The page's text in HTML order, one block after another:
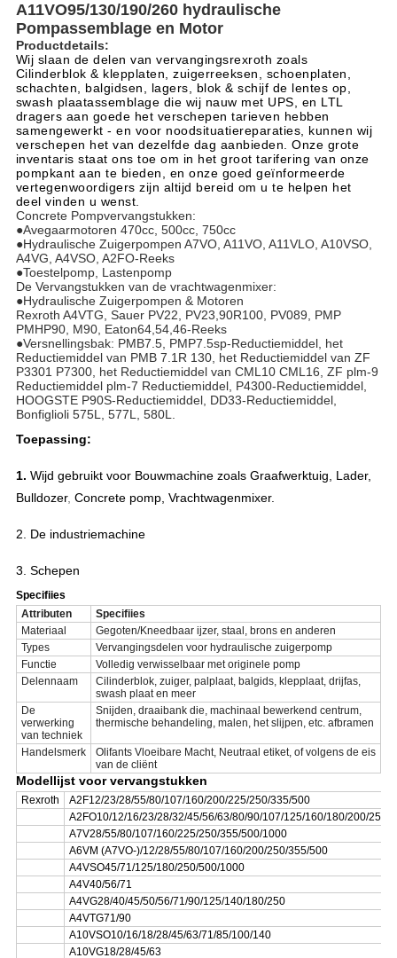
A11VO95/130/190/260 hydraulische
Pompassemblage en Motor
Productdetails:
Wij slaan de delen van vervangingsrexroth zoals
Cilinderblok & klepplaten, zuigerreeksen, schoenplaten,
schachten, balgidsen, lagers, blok & schijf de lentes op,
swash plaatassemblage die wij nauw met UPS, en LTL
dragers aan goede het verschepen tarieven hebben
samengewerkt - en voor noodsituatiereparaties, kunnen wij
verschepen het van dezelfde dag aanbieden. Onze grote
inventaris staat ons toe om in het groot tarifering van onze
pompkant aan te bieden, en onze goed geïnformeerde
vertegenwoordigers zijn altijd bereid om u te helpen het
deel vinden u wenst.
Concrete Pompvervangstukken:
●Avegaarmotoren 470cc, 500cc, 750cc
●Hydraulische Zuigerpompen A7VO, A11VO, A11VLO, A10VSO,
A4VG, A4VSO, A2FO-Reeks
●Toestelpomp, Lastenpomp
De Vervangstukken van de vrachtwagenmixer:
●Hydraulische Zuigerpompen & Motoren
Rexroth A4VTG, Sauer PV22, PV23,90R100, PV089, PMP
PMHP90, M90, Eaton64,54,46-Reeks
●Versnellingsbak: PMB7.5, PMP7.5sp-Reductiemiddel, het
Reductiemiddel van PMB 7.1R 130, het Reductiemiddel van ZF
P3301 P7300, het Reductiemiddel van CML10 CML16, ZF plm-9
Reductiemiddel plm-7 Reductiemiddel, P4300-Reductiemiddel,
HOOGSTE P90S-Reductiemiddel, DD33-Reductiemiddel,
Bonfiglioli 575L, 577L, 580L.
Toepassing:
1. Wijd gebruikt voor Bouwmachine zoals Graafwerktuig, Lader,
Bulldozer, Concrete pomp, Vrachtwagenmixer.
2. De industriemachine
3. Schepen
Specifiies
Attributen
Specifiies
Materiaal
Gegoten/Kneedbaar ijzer, staal, brons en anderen
Types
Vervangingsdelen voor hydraulische zuigerpomp
Functie
Volledig verwisselbaar met originele pomp
Delennaam
Cilinderblok, zuiger, palplaat, balgids, klepplaat, drijfas,
swash plaat en meer
De
verwerking
van techniek
Snijden, draaibank die, machinaal bewerkend centrum,
thermische behandeling, malen, het slijpen, etc. afbramen
Handelsmerk
Olifants Vloeibare Macht, Neutraal etiket, of volgens de eis
van de cliënt
Modellijst voor vervangstukken
Rexroth
A2F12/23/28/55/80/107/160/200/225/250/335/500
A2FO10/12/16/23/28/32/45/56/63/80/90/107/125/160/180/200/250/
A7V28/55/80/107/160/225/250/355/500/1000
A6VM (A7VO-)/12/28/55/80/107/160/200/250/355/500
A4VSO45/71/125/180/250/500/1000
A4V40/56/71
A4VG28/40/45/50/56/71/90/125/140/180/250
A4VTG71/90
A10VSO10/16/18/28/45/63/71/85/100/140
A10VG18/28/45/63